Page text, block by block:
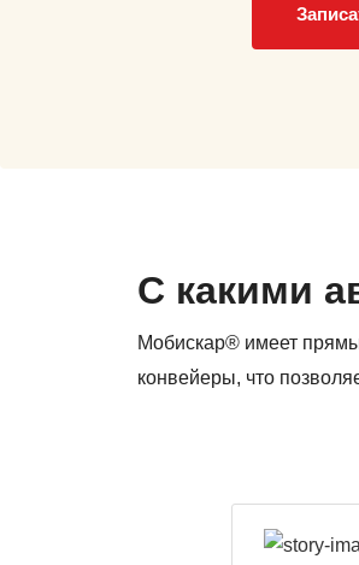
С какими
Мобискар® имеет
конвейеры, что